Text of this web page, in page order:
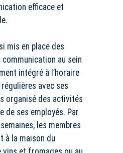
efficace et
mis en place des
au sein
intégré à l’horaire
avec ses
organisé des activités
de ses employés. Par
les membres
à la maison du